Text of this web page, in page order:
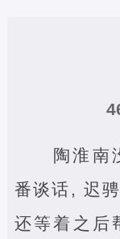
陶淮南
番谈话, 迟
还等着之后